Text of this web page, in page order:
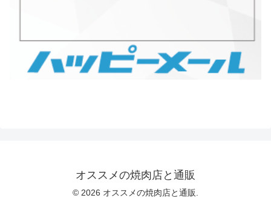
オススメの焼肉店と通販
© 2026 オススメの焼肉店と通販.